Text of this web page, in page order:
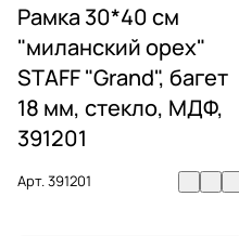
Рамка 30*40 см
"миланский орех"
STAFF "Grand", багет
18 мм, стекло, МДФ,
391201
Арт.391201